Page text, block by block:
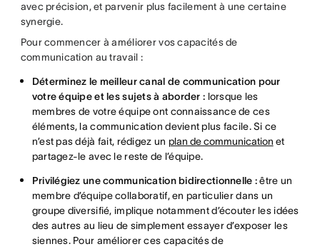
avec précision, et parvenir plus facilement à une certaine
synergie.
Pour commencer à améliorer vos capacités de
communication au travail :
Déterminez le meilleur canal de communication pour
votre équipe et les sujets à aborder : lorsque les
membres de votre équipe ont connaissance de ces
éléments, la communication devient plus facile. Si ce
n’est pas déjà fait, rédigez un plan de communication et
partagez-le avec le reste de l’équipe.
Privilégiez une communication bidirectionnelle :être un
membre d’équipe collaboratif, en particulier dans un
groupe diversifié, implique notamment d’écouter les idées
des autres au lieu de simplement essayer d’exposer les
siennes. Pour améliorer ces capacités de